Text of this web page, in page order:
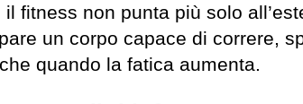
fitness non punta più solo
un corpo capace di correre,
quando la fatica aumenta.